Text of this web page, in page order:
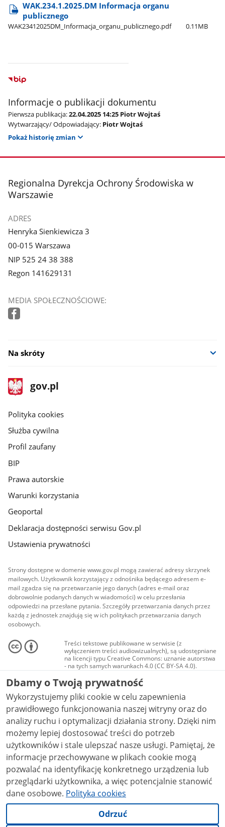
WAK.234.1.2025.DM Informacja organu
publicznego
WAK23412025DM​_Informacja​_organu​_publicznego.pdf 0.11MB
Informacje o publikacji dokumentu
Pierwsza publikacja:22.04.2025 14:25 Piotr Wojtaś
Wytwarzający/ Odpowiadający: Piotr Wojtaś
Pokaż historię zmian
stopka
Regionalna Dyrekcja Ochrony Środowiska w
Warszawie
ADRES
Henryka Sienkiewicza 3
00-015 Warszawa
NIP 525 24 38 388
Regon 141629131
MEDIA SPOŁECZNOŚCIOWE:
Na skróty
stopka
gov.pl
Strona
gov.pl
gov.pl
Polityka cookies
Służba cywilna
Profil zaufany
BIP
Prawa autorskie
Warunki korzystania
Geoportal
Deklaracja dostępności serwisu Gov.pl
Ustawienia prywatności
Strony dostępne w domenie www.gov.pl mogą zawierać adresy skrzynek
mailowych. Użytkownik korzystający z odnośnika będącego adresem e-
mail zgadza się na przetwarzanie jego danych (adres e-mail oraz
dobrowolnie podanych danych w wiadomości) w celu przesłania
odpowiedzi na przesłane pytania. Szczegóły przetwarzania danych przez
każdą z jednostek znajdują się w ich politykach przetwarzania danych
osobowych.
Treści tekstowe publikowane w serwisie (z
wyłączeniem treści audiowizualnych), są udostępniane
na licencji typu Creative Commons: uznanie autorstwa
- na tych samych warunkach 4.0 (CC BY-SA 4.0).
Materiały audiowizualne, w tym zdjęcia, materiały
audio i wideo, są udostępniane na licencji typu
Creative Commons: uznanie autorstwa użycie
niekomercyjne - bez utworów zależnych 4.0 (CC BY-
NC-ND 4.0), o ile nie jest to stwierdzone inaczej.
Dbamy o Twoją prywatność
Wykorzystujemy pliki cookie w celu zapewnienia
prawidłowego funkcjonowania naszej witryny oraz do
analizy ruchu i optymalizacji działania strony. Dzięki nim
możemy lepiej dostosować treści do potrzeb
użytkowników i stale ulepszać nasze usługi. Pamiętaj, że
informacje przechowywane w plikach cookie mogą
pozwalać na identyfikację konkretnego urządzenia lub
przeglądarki użytkownika, a więc potencjalnie stanowić
dane osobowe. Polityka cookies
Odrzuć